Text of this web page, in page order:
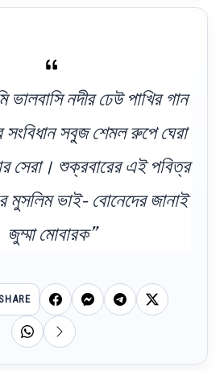
নদীর ঢেউ পাখির গান
সবুজ শেমল রুপে ঘেরা
সেরা। শুক্রবারের এই পবিত্র
মুসলিম ভাই- বোনেদের জানাই
জুম্মা মোবারক”
SHARE